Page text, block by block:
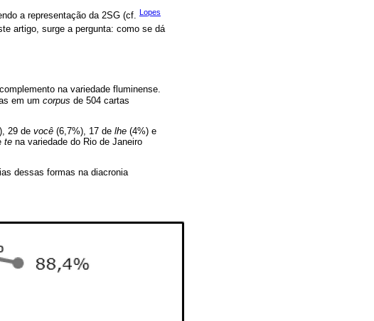
a representação da 2SG (cf. Lopes
artigo, surge a pergunta: como se dá
na variedade fluminense.
em um corpus de 504 cartas
29 de você (6,7%), 17 de lhe (4%) e
te na variedade do Rio de Janeiro
dessas formas na diacronia